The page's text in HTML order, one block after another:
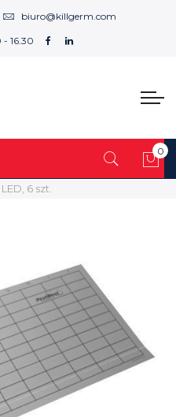
biuro@killgerm.com
16.30
0
6 szt.